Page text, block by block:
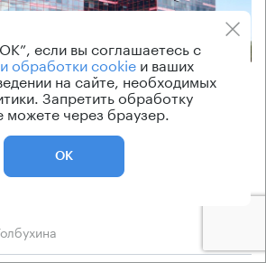
Еще 2 фото
шоссе, 34
если вы соглашаетесь с
обработки cookieи ваших
на сайте, необходимых
Запретить обработку
можете через браузер.
ОК